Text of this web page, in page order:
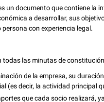
un documento que contiene la
a desarrollar, sus
con experiencia legal.
las minutas de
de la empresa, su
(es decir, la actividad principal
que cada socio realizará,